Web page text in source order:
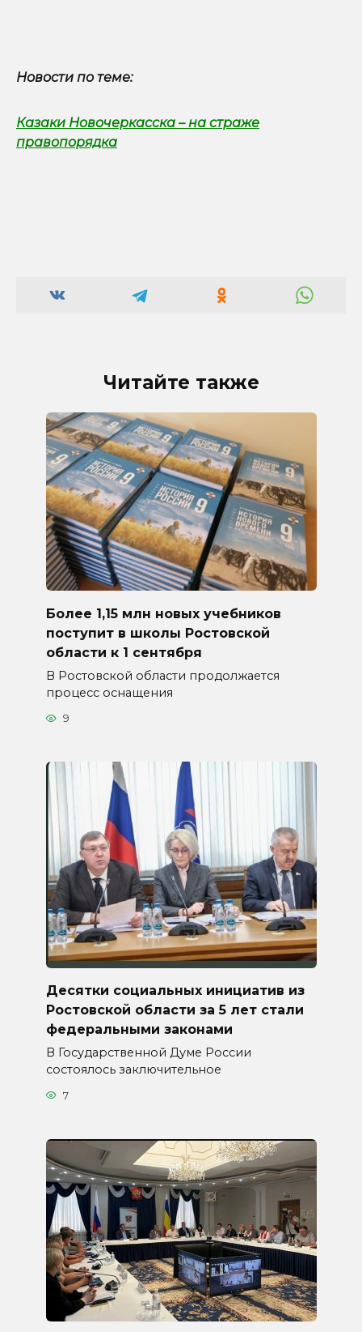
Новости по теме:
Казаки Новочеркасска – на страже
правопорядка
Читайте также
Более 1,15 млн новых учебников
поступит в школы Ростовской
области к 1 сентября
В Ростовской области продолжается
процесс оснащения
9
Десятки социальных инициатив из
Ростовской области за 5 лет стали
федеральными законами
В Государственной Думе России
состоялось заключительное
7